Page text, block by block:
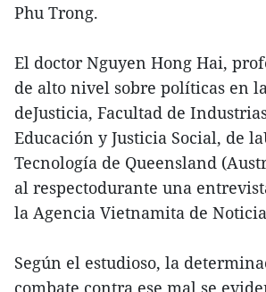
Phu Trong.
El doctor Nguyen Hong Hai,
de alto nivel sobre políticas en
deJusticia, Facultad de
Educación y Justicia Social, de
Tecnología de Queensland
al respectodurante una
la Agencia Vietnamita de
Según el estudioso, la
combate contra ese mal se